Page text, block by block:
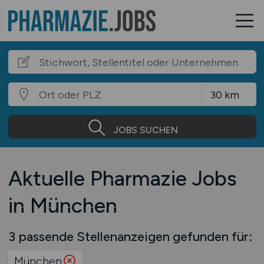
JOBS SUCHEN
Aktuelle Pharmazie Jobs
in München
3 passende Stellenanzeigen gefunden für:
München